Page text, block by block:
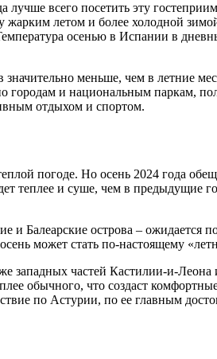
всего посетить эту
жарким летом и более холодной
осенью в Испании в
меньше, чем в летние
городам и национальным паркам,
отдыхом и спортом.
погоде. Но осень 2024 года
теплее и суше, чем в предыдущие
и Балеарские острова –
может стать по-настоящему
западных частей Кастилии-и-
обычного, что создаст
по Астурии, по ее главным